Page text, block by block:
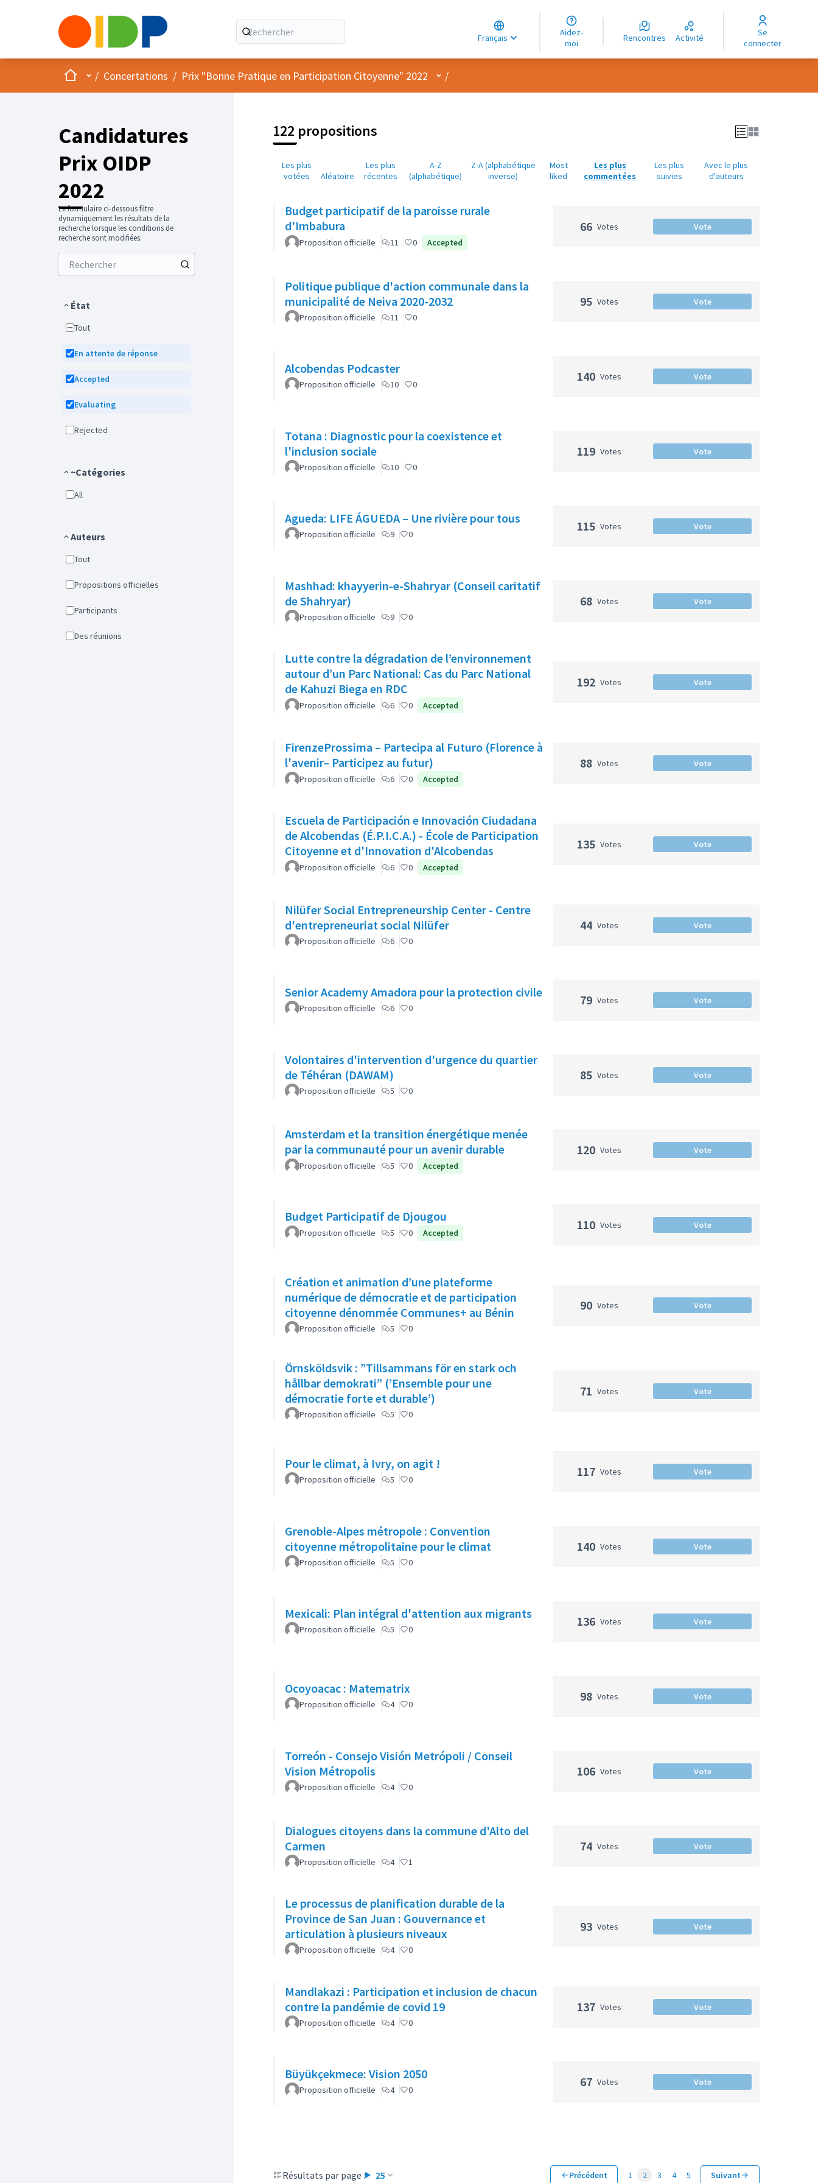
Français
Choose language
Choisir la langue
Elegir el idioma
Aidez-
moi
Rencontres Activité
Se
connecter
AccueilMenu principal
/ Concertations / Prix "Bonne Pratique en Participation Citoyenne" 2022 Menu utilisateur
/
Candidatures
Prix OIDP
2022
Le formulaire ci-dessous filtre
dynamiquement les résultats de la
recherche lorsque les conditions de
recherche sont modifiées.
État
Tout
En attente de réponse
Accepted
Evaluating
Rejected
~Catégories
All
Auteurs
Tout
Propositions officielles
Participants
Des réunions
122 propositions
Les plus
votées
Aléatoire
Les plus
récentes
A-Z
(alphabétique)
Z-A (alphabétique
inverse)
Most
liked
Les plus
commentées
Les plus
suivies
Avec le plus
d'auteurs
Budget participatif de la paroisse rurale
d'Imbabura
Proposition officielle 11 0 Accepted
66 Votes Vote
Politique publique d'action communale dans la
municipalité de Neiva 2020-2032
Proposition officielle 11 0
95 Votes Vote
Alcobendas Podcaster
Proposition officielle 10 0
140 Votes Vote
Totana : Diagnostic pour la coexistence et
l'inclusion sociale
Proposition officielle 10 0
119 Votes Vote
Agueda: LIFE ÁGUEDA – Une rivière pour tous
Proposition officielle 9 0
115 Votes Vote
Mashhad: khayyerin-e-Shahryar (Conseil caritatif
de Shahryar)
Proposition officielle 9 0
68 Votes Vote
Lutte contre la dégradation de l’environnement
autour d’un Parc National: Cas du Parc National
de Kahuzi Biega en RDC
Proposition officielle 6 0 Accepted
192 Votes Vote
FirenzeProssima – Partecipa al Futuro (Florence à
l'avenir– Participez au futur)
Proposition officielle 6 0 Accepted
88 Votes Vote
Escuela de Participación e Innovación Ciudadana
de Alcobendas (É.P.I.C.A.) - École de Participation
Citoyenne et d'Innovation d'Alcobendas
Proposition officielle 6 0 Accepted
135 Votes Vote
Nilüfer Social Entrepreneurship Center - Centre
d'entrepreneuriat social Nilüfer
Proposition officielle 6 0
44 Votes Vote
Senior Academy Amadora pour la protection civile
Proposition officielle 6 0
79 Votes Vote
Volontaires d'intervention d'urgence du quartier
de Téhéran (DAWAM)
Proposition officielle 5 0
85 Votes Vote
Amsterdam et la transition énergétique menée
par la communauté pour un avenir durable
Proposition officielle 5 0 Accepted
120 Votes Vote
Budget Participatif de Djougou
Proposition officielle 5 0 Accepted
110 Votes Vote
Création et animation d’une plateforme
numérique de démocratie et de participation
citoyenne dénommée Communes+ au Bénin
Proposition officielle 5 0
90 Votes Vote
Örnsköldsvik : ”Tillsammans för en stark och
hållbar demokrati” (’Ensemble pour une
démocratie forte et durable’)
Proposition officielle 5 0
71 Votes Vote
Pour le climat, à Ivry, on agit !
Proposition officielle 5 0
117 Votes Vote
Grenoble-Alpes métropole : Convention
citoyenne métropolitaine pour le climat
Proposition officielle 5 0
140 Votes Vote
Mexicali: Plan intégral d'attention aux migrants
Proposition officielle 5 0
136 Votes Vote
Ocoyoacac : Matematrix
Proposition officielle 4 0
98 Votes Vote
Torreón - Consejo Visión Metrópoli / Conseil
Vision Métropolis
Proposition officielle 4 0
106 Votes Vote
Dialogues citoyens dans la commune d'Alto del
Carmen
Proposition officielle 4 1
74 Votes Vote
Le processus de planification durable de la
Province de San Juan : Gouvernance et
articulation à plusieurs niveaux
Proposition officielle 4 0
93 Votes Vote
Mandlakazi : Participation et inclusion de chacun
contre la pandémie de covid 19
Proposition officielle 4 0
137 Votes Vote
Büyükçekmece: Vision 2050
Proposition officielle 4 0
67 Votes Vote
Résultats par page : 25 Précédent 1 2 3 4 5 Suivant